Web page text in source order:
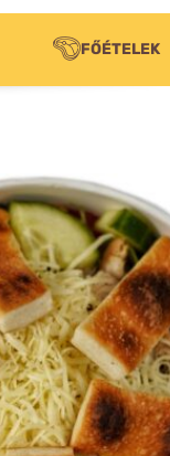
FŐÉTELEK